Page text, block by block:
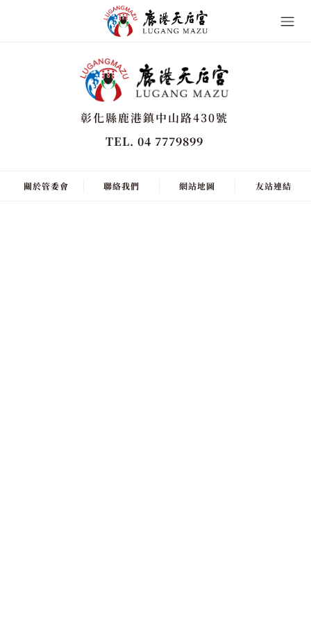
彰化縣鹿港鎮中山路430號
TEL. 04 7779899
關於管委會 聯絡我們 網站地圖 友站連結